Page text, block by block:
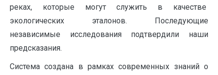
реках, которые могут служить в качестве
экологических эталонов. Последующие
независимые исследования подтвердили наши
предсказания.
Система создана в рамках современных знаний о